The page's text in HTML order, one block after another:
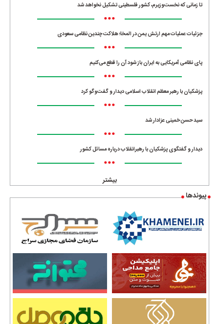
تا زمانی که نخست‌وزیرم، کشور فلسطینی تشکیل نخواهد شد
•••
جزئیات عملیات مهم ارتش یمن در المخا؛ هلاکت چندین نظامی سعودی
•••
پای نظامی آمریکایی به ایران باز شود آن را قطع می‌کنیم
•••
پزشکیان با رهبر معظم انقلاب اسلامی دیدار و گفت‌وگو کرد
•••
سید حسن خمینی عزادار شد
•••
دیدار و گفتگوی پزشکیان با رهبرانقلاب درباره مسائل کشور
•••
بیشتر
پیوندها